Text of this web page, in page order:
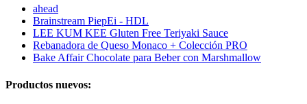
ahead
Brainstream PiepEi - HDL
LEE KUM KEE Gluten Free Teriyaki Sauce
Rebanadora de Queso Monaco + Colección PRO
Bake Affair Chocolate para Beber con Marshmallow
Productos nuevos: